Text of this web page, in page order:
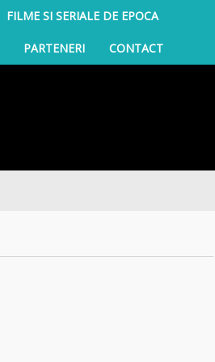
FILME SI SERIALE DE EPOCA
PARTENERI CONTACT